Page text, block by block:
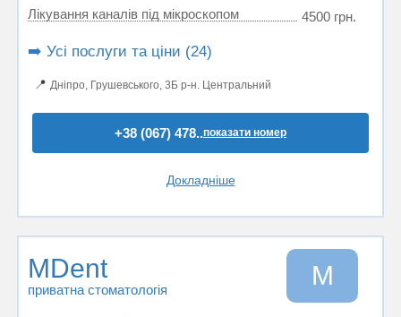
Лікування каналів під мікроскопом
4500 грн.
➡️ Усі послуги та ціни (24)
📍 Дніпро, Грушевського, 3Б р-н. Центральний
+38 (067) 478..показати номер
Докладніше
MDent
приватна стоматологія M